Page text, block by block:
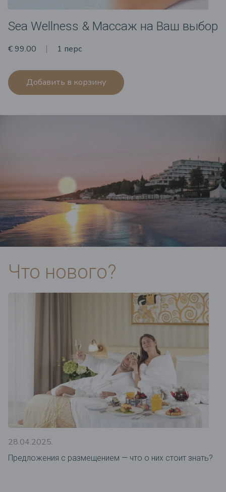
Sea Wellness & Массаж на Ваш выбор
€ 99.00 1 перс
Добавить в корзину
Что нового?
28.04.2025.
Предложения c размещением — что о них стоит знать?